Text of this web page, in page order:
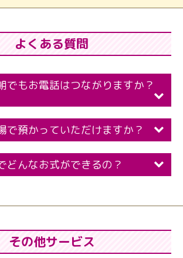
よくある質問
でもお電話はつながりますか？
で預かっていただけますか？
どんなお式ができるの？
その他サービス